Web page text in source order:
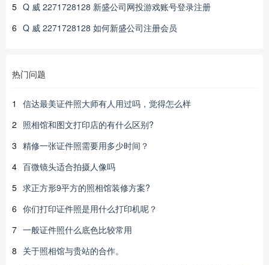
5 Q 威 2271728128 新盛公司网投游戏账号登录注册
6 Q 威 2271728128 如何新盛公司注册会员
热门问题
1
信达最美证件照大师有人用过吗，觉得怎么样
2 照相馆和图文打印店的有什么区别?
3 精修一张证件照需要用多少时间？
4 百微镜头适合拍摄人像吗
5 求正方形9平方的照相馆装修方案?
6 你们打印证件照是用什么打印机呢？
7 一般证件照什么底色比较常用
8 关于照相馆与贵站的合作。